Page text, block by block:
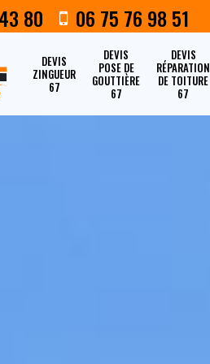
80 06 75 76 98 51
DEVIS
ZINGUEUR
67
DEVIS
POSE DE
GOUTTIÈRE
67
DEVIS
RÉPARATION
DE TOITURE
67